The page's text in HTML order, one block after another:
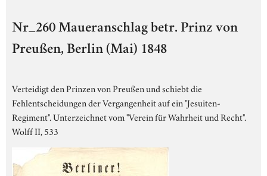
Nr_260 Maueranschlag betr. Prinz von
Preußen, Berlin (Mai) 1848
Verteidigt den Prinzen von Preußen und schiebt die
Fehlentscheidungen der Vergangenheit auf ein "Jesuiten-
Regiment". Unterzeichnet vom "Verein für Wahrheit und Recht".
Wolff II, 533